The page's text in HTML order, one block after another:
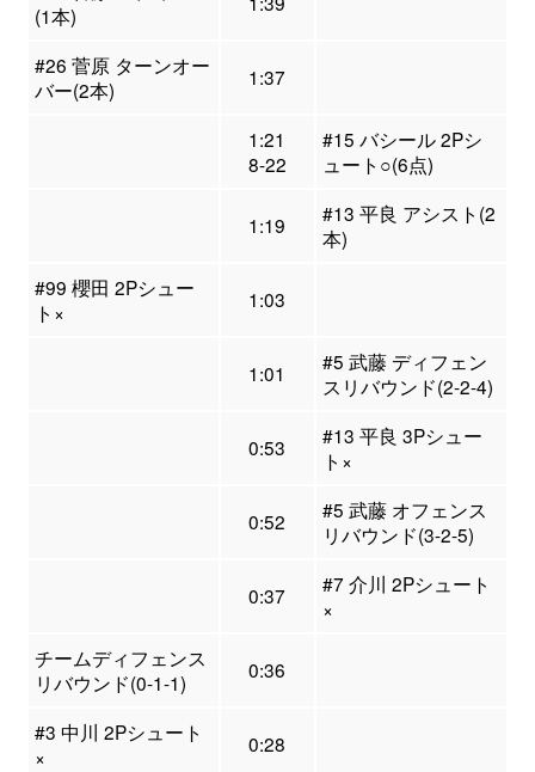
(1本)
#26 菅原 ターンオー
バー(2本)
1:37
1:21
8-22
#15 バシール 2Pシ
ュート○(6点)
1:19
#13 平良 アシスト(2
本)
#99 櫻田 2Pシュー
ト×
1:03
1:01
#5 武藤 ディフェン
スリバウンド(2-2-4)
0:53
#13 平良 3Pシュー
ト×
0:52
#5 武藤 オフェンス
リバウンド(3-2-5)
0:37
#7 介川 2Pシュート
×
チームディフェンス
リバウンド(0-1-1)
0:36
#3 中川 2Pシュート
×
0:28